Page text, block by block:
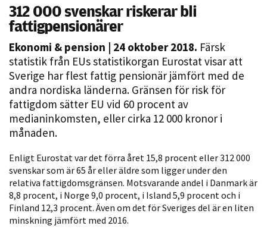
312 000 svenskar riskerar bli
fattigpensionärer
Ekonomi & pension | 24 oktober 2018. Färsk
statistik från EUs statistikorgan Eurostat visar att
Sverige har flest fattig pensionär jämfört med de
andra nordiska länderna. Gränsen för risk för
fattigdom sätter EU vid 60 procent av
medianinkomsten, eller cirka 12 000 kronor i
månaden.
Enligt Eurostat var det förra året 15,8 procent eller 312 000
svenskar som är 65 år eller äldre som ligger under den
relativa fattigdomsgränsen. Motsvarande andel i Danmark är
8,8 procent, i Norge 9,0 procent, i Island 5,9 procent och i
Finland 12,3 procent. Även om det för Sveriges del är en liten
minskning jämfört med 2016.
Dessa kakor
går inte att
välja bort. De
behövs för
att hemsidan